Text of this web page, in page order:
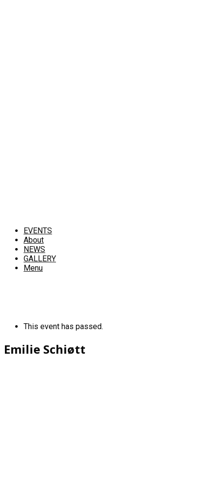
EVENTS
About
NEWS
GALLERY
Menu
This event has passed.
Emilie Schiøtt